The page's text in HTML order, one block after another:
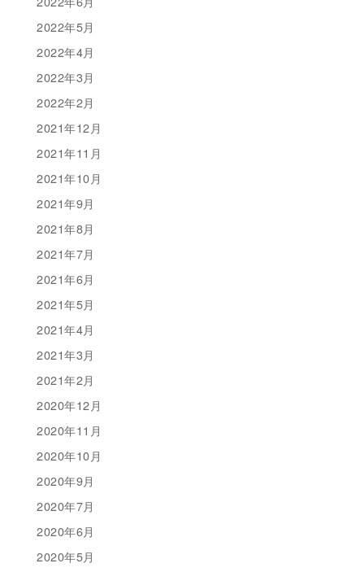
2022年5月
2022年4月
2022年3月
2022年2月
2021年12月
2021年11月
2021年10月
2021年9月
2021年8月
2021年7月
2021年6月
2021年5月
2021年4月
2021年3月
2021年2月
2020年12月
2020年11月
2020年10月
2020年9月
2020年7月
2020年6月
2020年5月